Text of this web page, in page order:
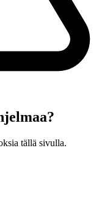
tällä sivulla.